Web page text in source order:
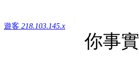
遊客 218.103.145.x
你事實